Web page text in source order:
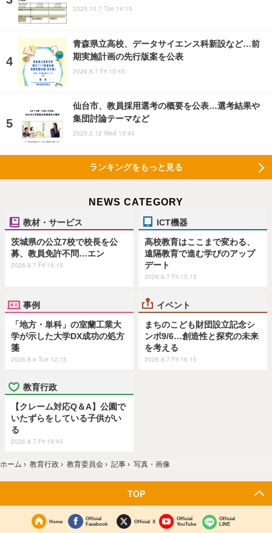
2025.10.7 Tue 14:15
青森県立高校、データサイエンス科新設など…前
期実施計画の先行版案を公表
2026.8.7 Fri 15:45
仙台市、教員採用選考の概要を公表…選考結果や
集団討論テーマなど
2025.2.12 Wed 13:45
ランキングをもっと見る
NEWS CATEGORY
教材・サービス
茨城県の公立7校で校長を公
募、教員免許不問…エン
2026.8.7 Fri 19:15
ICT機器
高校教育はここまで変わる、
遠隔教育で進む学びのアップ
デート
2026.8.7 Fri 15:15
事例
「地方・単科」の室蘭工業大
学が示した大学DX成功の処方
箋
2026.8.4 Tue 12:15
イベント
まちのこども財団設立記念シ
ンポ9/6…創造性と探究の未来
を考える
2026.8.7 Fri 16:15
教育行政
【クレーム対応Q＆A】公園で
いたずらをしている子供がい
る
2026.8.7 Fri 19:45
ホーム › 教育行政 › 教育委員会 › 記事 › 写真・画像
TOP
Home
Official
Facebook
Official X
Official
YouTube
Official
LINE